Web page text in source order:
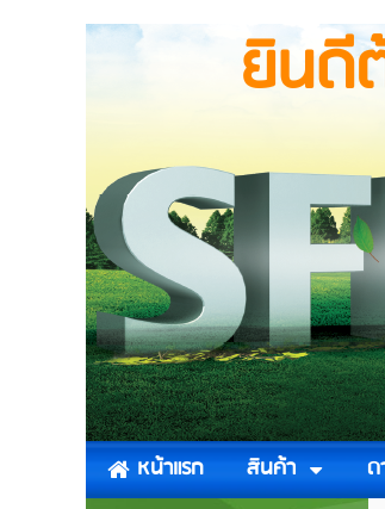
ยินดี
สินค้าคุณภาพส
หน้าแรก สินค้า ด